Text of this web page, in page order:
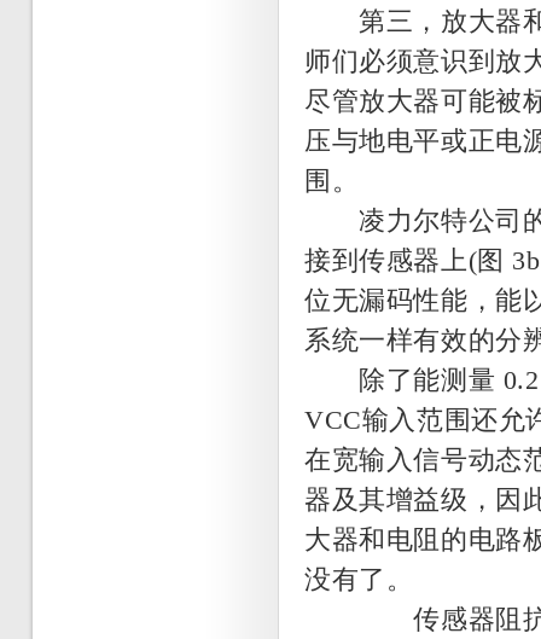
第三，放大器和
师们必须意识到放
尽管放大器可能被
压与地电平或正电
围。
凌力尔特公司的
接到传感器上(图
位无漏码性能，能
系统一样有效的分
除了能测量
VCC输入范围还允
在宽输入信号动态
器及其增益级，因
大器和电阻的电路
没有了。
传感器阻